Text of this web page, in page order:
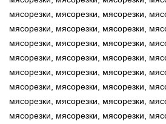
мясорезки, мясорезки, мясорезки,
мясорезки, мясорезки, мясорезки,
мясорезки, мясорезки, мясорезки,
мясорезки, мясорезки, мясорезки,
мясорезки, мясорезки, мясорезки,
мясорезки, мясорезки, мясорезки,
мясорезки, мясорезки, мясорезки,
мясорезки, мясорезки, мясорезки,